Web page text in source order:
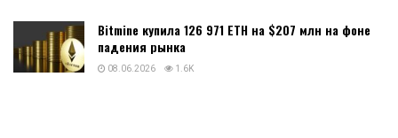
Bitmine купила 126 971 ETH на $207 млн на фоне
падения рынка
08.06.2026 1.6K